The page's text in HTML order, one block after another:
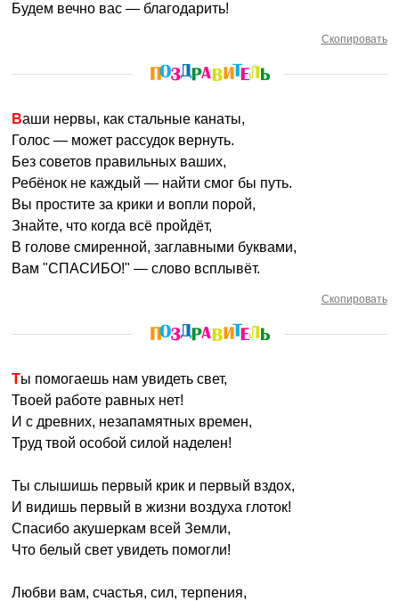
Будем вечно вас — благодарить!
Скопировать
Ваши нервы, как стальные канаты,
Голос — может рассудок вернуть.
Без советов правильных ваших,
Ребёнок не каждый — найти смог бы путь.
Вы простите за крики и вопли порой,
Знайте, что когда всё пройдёт,
В голове смиренной, заглавными буквами,
Вам "СПАСИБО!" — слово всплывёт.
Скопировать
Ты помогаешь нам увидеть свет,
Твоей работе равных нет!
И с древних, незапамятных времен,
Труд твой особой силой наделен!
Ты слышишь первый крик и первый вздох,
И видишь первый в жизни воздуха глоток!
Спасибо акушеркам всей Земли,
Что белый свет увидеть помогли!
Любви вам, счастья, сил, терпения,